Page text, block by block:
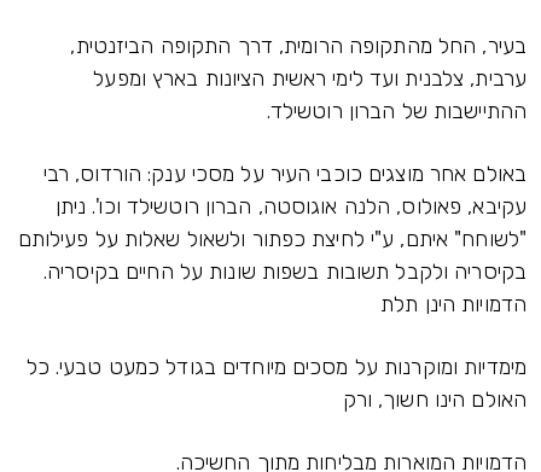
בעיר, החל מהתקופה הרומית, דרך התקופה הביזנטית,
ערבית, צלבנית ועד לימי ראשית הציונות בארץ ומפעל
ההתיישבות של הברון רוטשילד.
באולם אחר מוצגים כוכבי העיר על מסכי ענק: הורדוס, רבי
עקיבא, פאולוס, הלנה אוגוסטה, הברון רוטשילד וכו'. ניתן
"לשוחח" איתם, ע"י לחיצת כפתור ולשאול שאלות על פעילותם
בקיסריה ולקבל תשובות בשפות שונות על החיים בקיסריה.
הדמויות הינן תלת
מימדיות ומוקרנות על מסכים מיוחדים בגודל כמעט טבעי. כל
האולם הינו חשוך, ורק
הדמויות המוארות מבליחות מתוך החשיכה.